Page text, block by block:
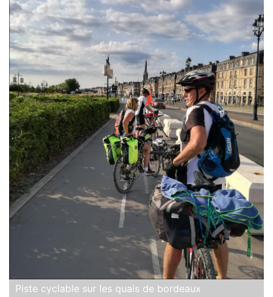
Piste cyclable sur les quais de bordeaux